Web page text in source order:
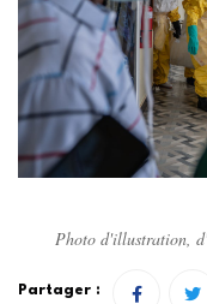
Photo d'illustration,
Partager :